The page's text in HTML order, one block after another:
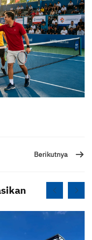
Berikutnya